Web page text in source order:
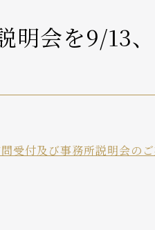
明会を9/13
受付及び事務所説明会のご